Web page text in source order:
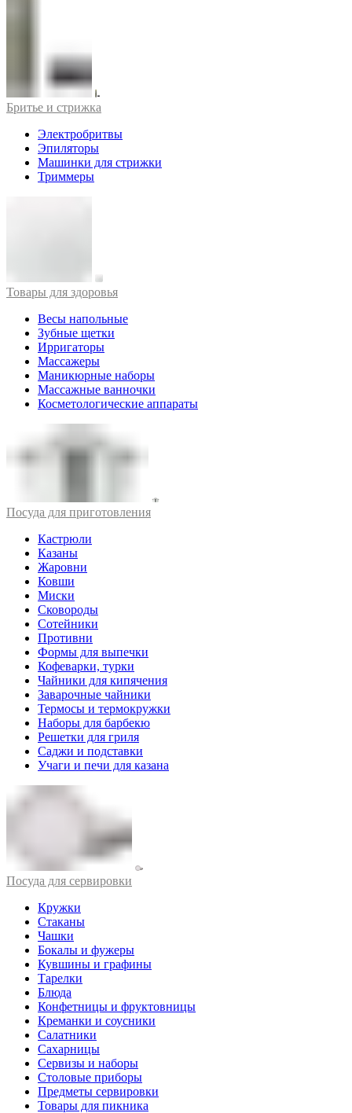
Бритье и стрижка
Электробритвы
Эпиляторы
Машинки для стрижки
Триммеры
Товары для здоровья
Весы напольные
Зубные щетки
Ирригаторы
Массажеры
Маникюрные наборы
Массажные ванночки
Косметологические аппараты
Посуда для приготовления
Кастрюли
Казаны
Жаровни
Ковши
Миски
Сковороды
Сотейники
Противни
Формы для выпечки
Кофеварки, турки
Чайники для кипячения
Заварочные чайники
Термосы и термокружки
Наборы для барбекю
Решетки для гриля
Саджи и подставки
Учаги и печи для казана
Посуда для сервировки
Кружки
Стаканы
Чашки
Бокалы и фужеры
Кувшины и графины
Тарелки
Блюда
Конфетницы и фруктовницы
Креманки и соусники
Салатники
Сахарницы
Сервизы и наборы
Столовые приборы
Предметы сервировки
Товары для пикника